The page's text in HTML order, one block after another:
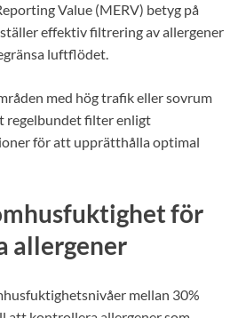
Value (MERV) betyg på
effektiv filtrering av allergener
luftflödet.
med hög trafik eller sovrum
regelbundet filter enligt
för att upprätthålla optimal
för
allergener
mellan 30%